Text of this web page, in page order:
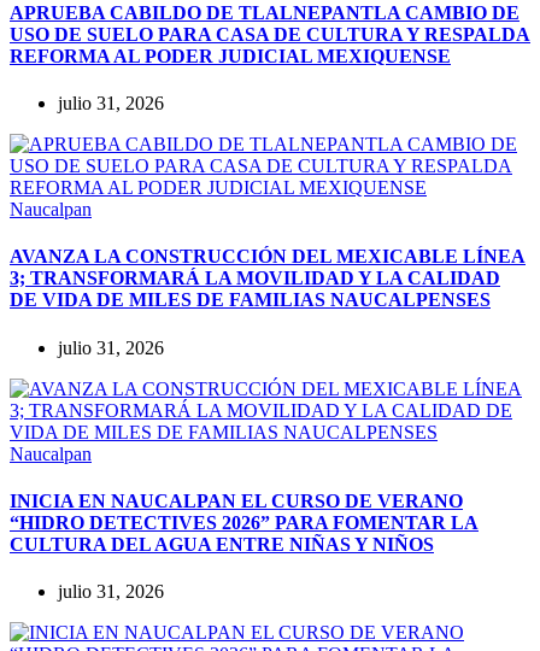
APRUEBA CABILDO DE TLALNEPANTLA CAMBIO DE
USO DE SUELO PARA CASA DE CULTURA Y RESPALDA
REFORMA AL PODER JUDICIAL MEXIQUENSE
julio 31, 2026
Naucalpan
AVANZA LA CONSTRUCCIÓN DEL MEXICABLE LÍNEA
3; TRANSFORMARÁ LA MOVILIDAD Y LA CALIDAD
DE VIDA DE MILES DE FAMILIAS NAUCALPENSES
julio 31, 2026
Naucalpan
INICIA EN NAUCALPAN EL CURSO DE VERANO
“HIDRO DETECTIVES 2026” PARA FOMENTAR LA
CULTURA DEL AGUA ENTRE NIÑAS Y NIÑOS
julio 31, 2026